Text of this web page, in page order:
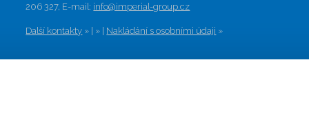
206 327, E-mail: info@imperial-group.cz
Další kontakty » | » | Nakládání s osobními údaji »